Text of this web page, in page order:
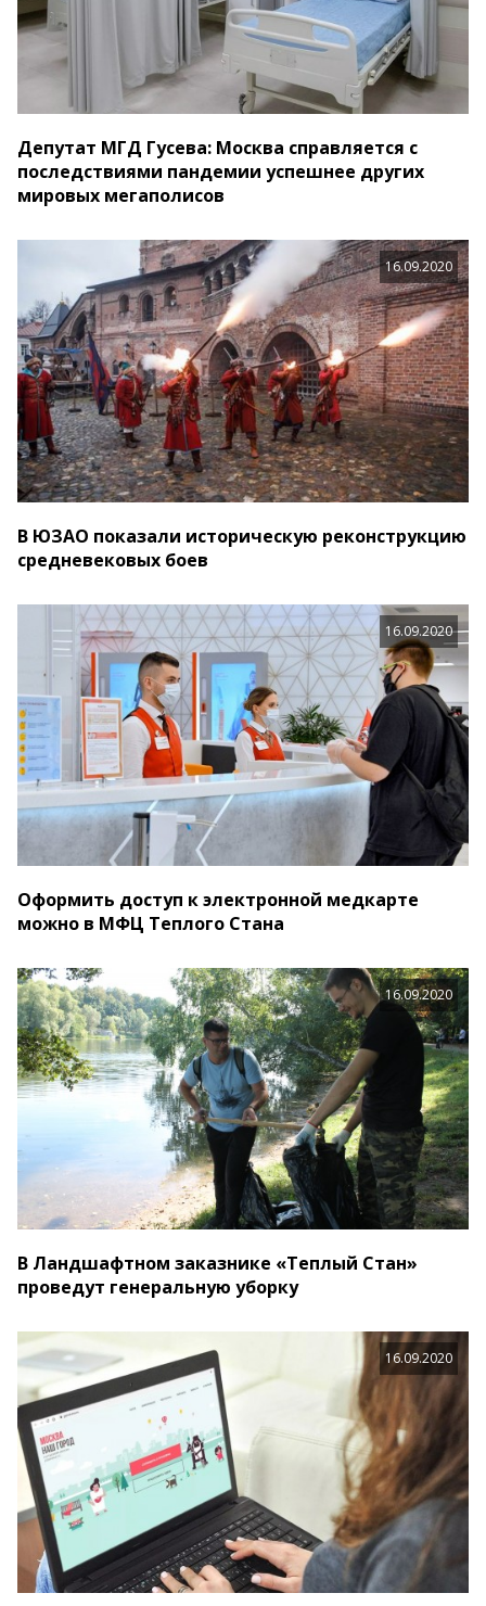
Депутат МГД Гусева: Москва справляется с
последствиями пандемии успешнее других
мировых мегаполисов
16.09.2020
В ЮЗАО показали историческую реконструкцию
средневековых боев
16.09.2020
Оформить доступ к электронной медкарте
можно в МФЦ Теплого Стана
16.09.2020
В Ландшафтном заказнике «Теплый Стан»
проведут генеральную уборку
16.09.2020